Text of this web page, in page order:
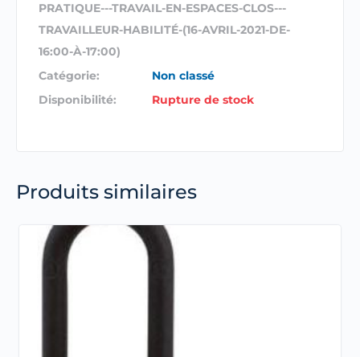
PRATIQUE---TRAVAIL-EN-ESPACES-CLOS---
TRAVAILLEUR-HABILITÉ-(16-AVRIL-2021-DE-
16:00-À-17:00)
Catégorie:
Non classé
Disponibilité:
Rupture de stock
Produits similaires